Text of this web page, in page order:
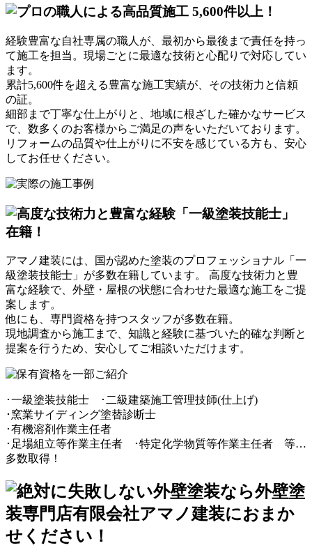
経験豊富な自社専属の職人が、最初から最後まで責任を持っ
て施工を担当。現場ごとに最適な技術と心配りで対応してい
ます。
累計5,600件を超える豊富な施工実績が、その技術力と信頼
の証。
細部まで丁寧な仕上がりと、地域に根ざした確かなサービス
で、数多くのお客様からご満足の声をいただいております。
リフォームの品質や仕上がりに不安を感じている方も、安心
してお任せください。
アマノ建装には、
国が認めた塗装のプロフェッショナル「一
級塗装技能士」 が多数在籍しています。 高度な技術力と豊
富な経験で、外壁・屋根の状態に合わせた最適な施工をご提
案します。
他にも、専門資格を持つスタッフが多数在籍。
現地調査から施工まで、知識と経験に基づいた的確な判断と
提案を行うため、安心してご相談いただけます。
･一級塗装技能士 ･二級建築施工管理技師(仕上げ)
･窯業サイディング塗替診断士
･有機溶剤作業主任者
･足場組立等作業主任者 ･特定化学物質等作業主任者 等…
多数取得！